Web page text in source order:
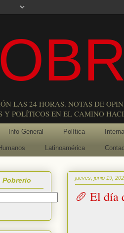
LAS 24 HORAS. NOTAS DE
Y POLÍTICOS EN EL CAMINO
Info General Política
Latinoamérica
jueves, junio 19,
🥖 El día
Pobrerío